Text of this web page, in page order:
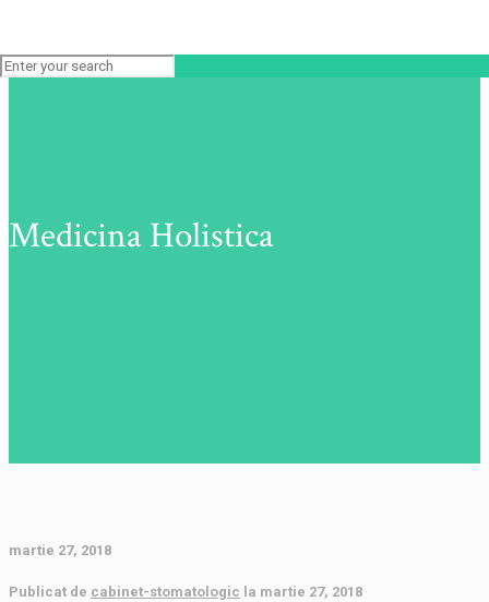
Medicina Holistica
martie 27, 2018
Publicat de cabinet-stomatologic la martie 27, 2018